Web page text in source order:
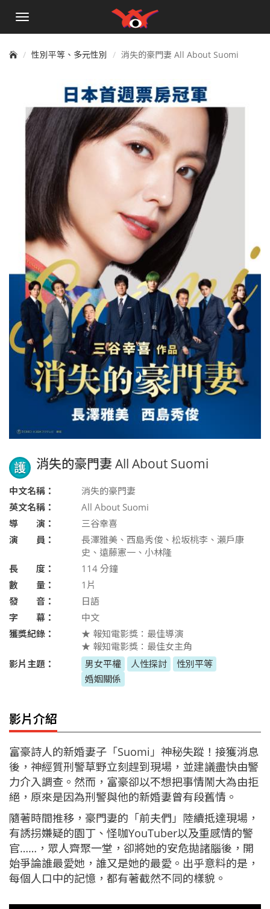
手
單
性別平等、多元性別 消失的豪門妻 All About Suomi
護 消失的豪門妻 All About Suomi
中文名稱：
消失的豪門妻
英文名稱：
All About Suomi
導 演：
三谷幸喜
演 員：
長澤雅美、西島秀俊、松坂桃李、瀨戶康
史、遠藤憲一、小林隆
長 度：
114 分鐘
數 量：
1片
發 音：
日語
字 幕：
中文
獲獎紀錄：
★ 報知電影獎：最佳導演
★ 報知電影獎：最佳女主角
影片主題：
男女平權 人性探討
性別平等
婚姻關係
影片介紹
富豪詩人的新婚妻子「Suomi」神秘失蹤！接獲消息
後，神經質刑警草野立刻趕到現場，並建議盡快由警
力介入調查。然而，富豪卻以不想把事情鬧大為由拒
絕，原來是因為刑警與他的新婚妻曾有段舊情。
隨著時間推移，豪門妻的「前夫們」陸續抵達現場，
有誘拐嫌疑的園丁、怪咖YouTuber以及重感情的警
官……，眾人齊聚一堂，卻將她的安危拋諸腦後，開
始爭論誰最愛她，誰又是她的最愛。出乎意料的是，
每個人口中的記憶，都有著截然不同的樣貌。